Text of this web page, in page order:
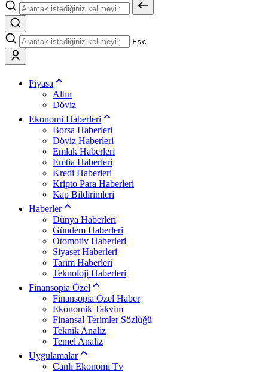
Esc
Piyasa
Altın
Döviz
Ekonomi Haberleri
Borsa Haberleri
Döviz Haberleri
Emlak Haberleri
Emtia Haberleri
Kredi Haberleri
Kripto Para Haberleri
Kap Bildirimleri
Haberler
Dünya Haberleri
Gündem Haberleri
Otomotiv Haberleri
Siyaset Haberleri
Tarım Haberleri
Teknoloji Haberleri
Finansopia Özel
Finansopia Özel Haber
Ekonomik Takvim
Finansal Terimler Sözlüğü
Teknik Analiz
Temel Analiz
Uygulamalar
Canlı Ekonomi Tv